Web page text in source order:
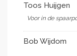
Toos Huijgen
Voor in de
Bob Wijdom